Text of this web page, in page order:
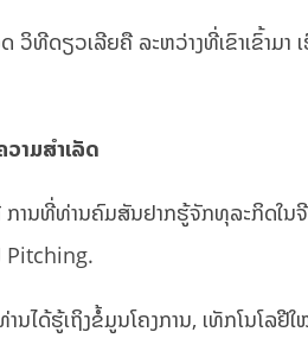
ວິທີດຽວເລີຍຄື ລະຫວ່າງທີ່ເຂົາເຂົ້າ
າມສຳເລັດ
ານທີ່ທ່ານຄົມສັນຢາກຮູ້ຈັກທຸລະກິດໃນ
Pitching.
ນໄດ້ຮູ້ເຖິງຂໍ້ມູນໂຄງການ, ເທັກໂນໂລ